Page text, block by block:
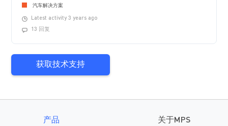
汽车解决方案
Latest activity 3 years ago
13 回复
获取技术支持
产品 关于MPS